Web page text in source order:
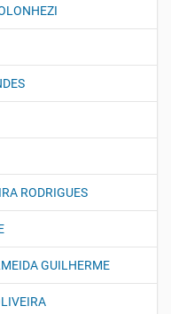
RODRIGUES
GUILHERME